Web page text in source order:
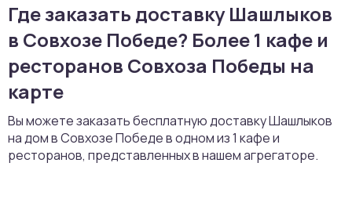
Где заказать доставку Шашлыков
в Совхозе Победе? Более 1 кафе и
ресторанов Совхоза Победы на
карте
Вы можете заказать бесплатную доставку Шашлыков
на дом в Совхозе Победе в одном из 1 кафе и
ресторанов, представленных в нашем агрегаторе.